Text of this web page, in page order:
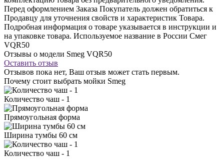
Перед оформлением Заказа Покупатель должен обратиться к
Продавцу для уточнения свойств и характеристик Товара.
Подробная информация о товаре указывается в инструкции и
на упаковке товара. Используемое название в России Смег
VQR50
Отзывы о модели Smeg VQR50
Оставить отзыв
Отзывов пока нет, Ваш отзыв может стать первым.
Почему стоит выбрать мойки Smeg
Количество чаш - 1
Прямоугольная форма
Ширина тумбы 60 см
Количество чаш - 1